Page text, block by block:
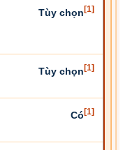
Tùy chọn [1]
Tùy chọn [1]
Có [1]